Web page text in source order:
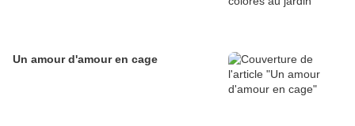
Un amour d'amour en cage